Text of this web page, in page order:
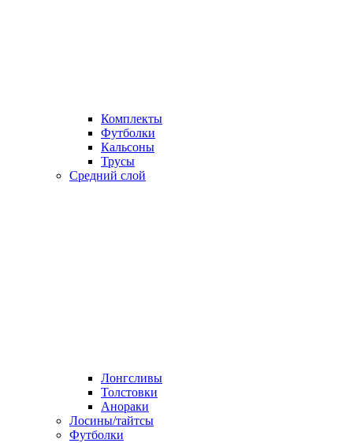
Комплекты
Футболки
Кальсоны
Трусы
Средний слой
Лонгсливы
Толстовки
Анораки
Лосины/тайтсы
Футболки